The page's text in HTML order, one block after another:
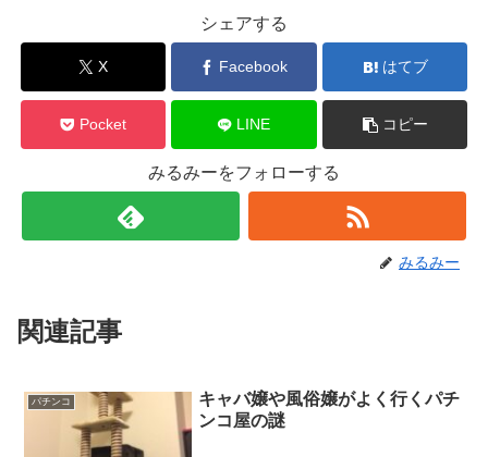
シェアする
X Facebook はてブ
Pocket LINE コピー
みるみーをフォローする
みるみー
関連記事
パチンコ
キャバ嬢や風俗嬢がよく行くパチ
ンコ屋の謎